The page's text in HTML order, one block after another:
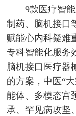
9款医疗智
制药、脑机接口
赋能心内科疑难
专科智能化服务
脑机接口医疗器
的方案，中医“
能体、多模态宫
承、罕见病攻坚